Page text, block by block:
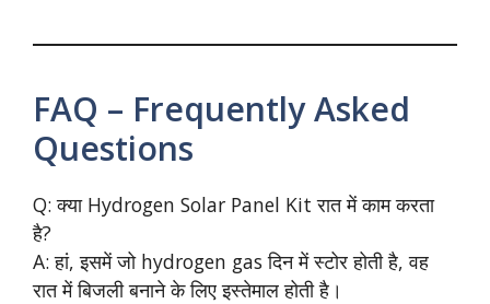
FAQ – Frequently Asked
Questions
Q: क्या Hydrogen Solar Panel Kit रात में काम करता
है?
A: हां, इसमें जो hydrogen gas दिन में स्टोर होती है, वह
रात में बिजली बनाने के लिए इस्तेमाल होती है।